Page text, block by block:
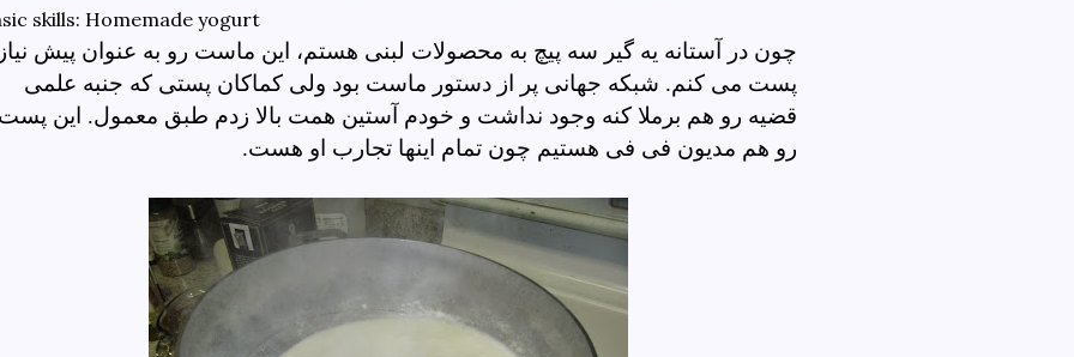
skills: Homemade yogurt
چون در آستانه یه گیر سه پیچ به محصولات لبنی هستم، این ماست رو به عنوان پیش
پست می کنم. شبکه جهانی پر از دستور ماست بود ولی کماکان پستی که جنبه علمی
قضیه رو هم برملا کنه وجود نداشت و خودم آستین همت بالا زدم طبق معمول. این
رو هم مدیون فی فی هستیم چون تمام اینها تجارب او هست.